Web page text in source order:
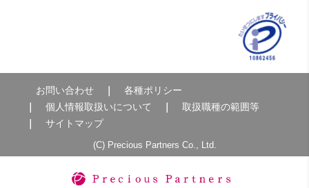
お問い合わせ
各種ポリシー
個人情報取扱いについて
取扱職種の範囲等
サイトマップ
(C) Precious Partners Co., Ltd.